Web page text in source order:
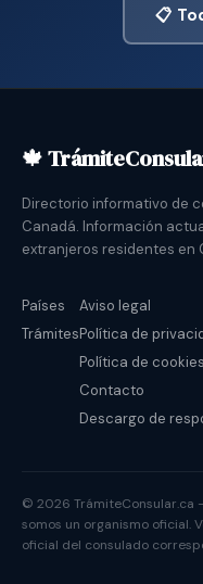
📋
🍁
Directorio informativo de
Canadá. Información
extranjeros residentes en
Países
Trámites
Aviso legal
Política de
Política de cookies
Contacto
Descargo de
© 2026 TrámiteConsular.ca
somos un organismo oficial.
oficial del consulado